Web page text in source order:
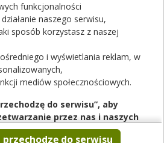
funkcjonalności
naszego serwisu,
sposób korzystasz z naszej
i wyświetlania reklam, w
mediów społecznościowych.
do serwisu”, aby
przez nas i naszych
w powyższych celach.
do serwisu